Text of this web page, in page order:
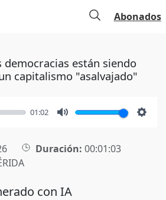
Abonados
democracias están siendo
capitalismo "asalvajado"
01:02
Duración: 00:01:03
con IA